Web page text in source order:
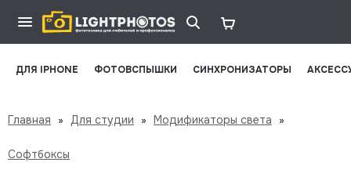
ДЛЯ IPHONE ФОТОВСПЫШКИ СИНХРОНИЗАТОРЫ
Главная » Для студии » Модификаторы света »
Софтбоксы